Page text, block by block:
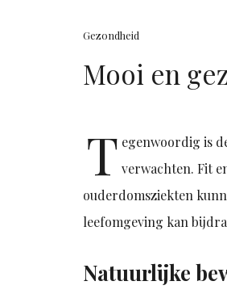
Gezondheid
Mooi en
T egenwoordig is
verwachten. Fit
ouderdomsziekten
leefomgeving kan
Natuurlijke